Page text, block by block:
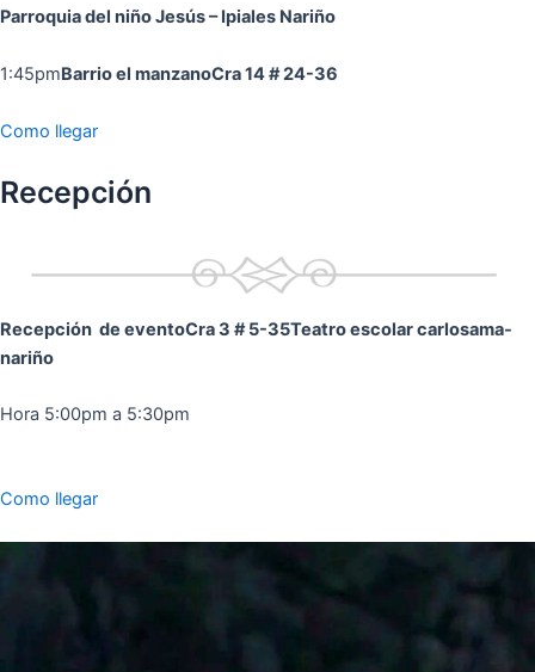
Parroquia del niño Jesús– Ipiales Nariño
1:45pmBarrio el manzanoCra 14 # 24-36
Como llegar
Recepción
Recepción de eventoCra 3 # 5-35Teatro escolar carlosama-
nariño
Hora 5:00pm a 5:30pm
Como llegar